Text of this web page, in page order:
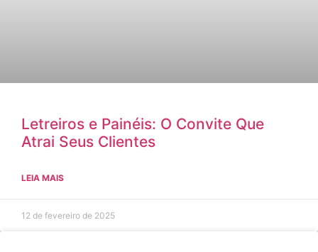
Letreiros e Painéis: O Convite Que
Atrai Seus Clientes
LEIA MAIS
12 de fevereiro de 2025